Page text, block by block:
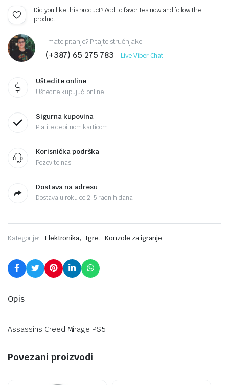
Did you like this product? Add to favorites now and follow the
product.
Imate pitanje? Pitajte stručnjake
(+387) 65 275 783 Live Viber Chat
Uštedite online
Uštedite kupujući online
Sigurna kupovina
Platite debitnom karticom
Korisnička podrška
Pozovite nas
Dostava na adresu
Dostava u roku od 2-5 radnih dana
Kategorije: Elektronika, Igre, Konzole za igranje
Opis
Assassins Creed Mirage PS5
Povezani proizvodi